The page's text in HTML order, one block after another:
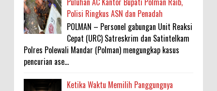
Polisi Ringkus ASN dan Penadah
POLMAN – Personel gabungan Unit Reaksi
Cepat (URC) Satreskrim dan Satintelkam
Polres Polewali Mandar (Polman) mengungkap kasus
pencurian ase...
Ketika Waktu Memilih Panggungnya